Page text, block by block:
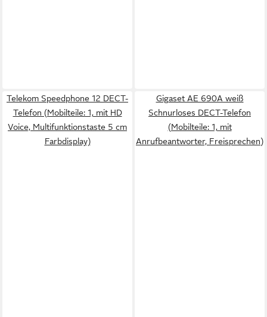
Telekom Speedphone 12 DECT-
Telefon (Mobilteile: 1, mit HD
Voice, Multifunktionstaste 5 cm
Farbdisplay)
Gigaset AE 690A weiß
Schnurloses DECT-Telefon
(Mobilteile: 1, mit
Anrufbeantworter, Freisprechen)